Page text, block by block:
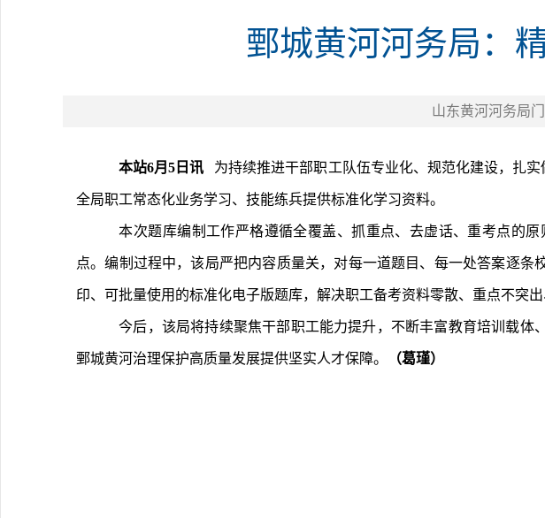
鄄城黄河河务局：
山东黄河河务局
本站6月5日讯 为持续推进干部职工队伍专业化、规范化建设，扎
全局职工常态化业务学习、技能练兵提供标准化学习资料。
	本次题库编制工作严格遵循全覆盖、抓重点、去虚话、重考点的原则，对照河道修防工教材原文，逐章、逐节、逐页梳理核心考点，精准筛选高频、重点、必考知识
点。编制过程中，该局严把内容质量关，对每一道题目、每一处答案逐
印、可批量使用的标准化电子版题库，解决职工备考资料零散、重点不突
	今后，该局将持续聚焦干部职工能力提升，不断丰富教育培训载体、优化学习资源供给，常态化推进岗位练兵、技能提升等工作，持续夯实全局人才队伍建设根基，为
鄄城黄河治理保护高质量发展提供坚实人才保障。 （葛瑾）